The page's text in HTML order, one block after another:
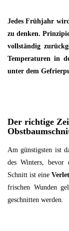
Jedes Frühjahr
zu denken.
vollständig
Temperaturen in
unter dem
Der richtige
Am günstigsten ist
des Winters, bevor
Schnitt ist eine
frischen Wunden
geschnitten werden.